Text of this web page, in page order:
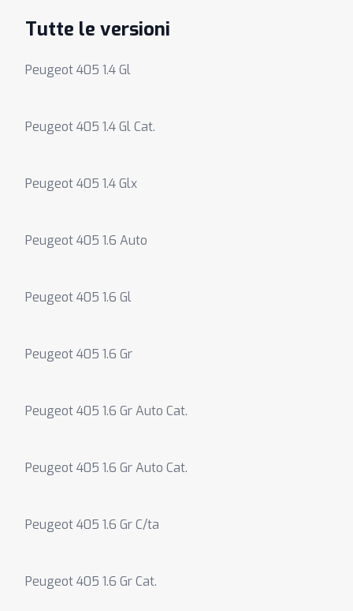
Tutte le versioni
Peugeot 405 1.4 Gl
Peugeot 405 1.4 Gl Cat.
Peugeot 405 1.4 Glx
Peugeot 405 1.6 Auto
Peugeot 405 1.6 Gl
Peugeot 405 1.6 Gr
Peugeot 405 1.6 Gr Auto Cat.
Peugeot 405 1.6 Gr Auto Cat.
Peugeot 405 1.6 Gr C/ta
Peugeot 405 1.6 Gr Cat.